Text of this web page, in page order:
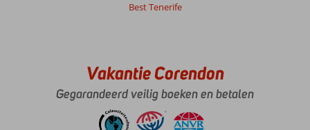
Best Tenerife
Vakantie Corendon
Gegarandeerd veilig boeken en betalen